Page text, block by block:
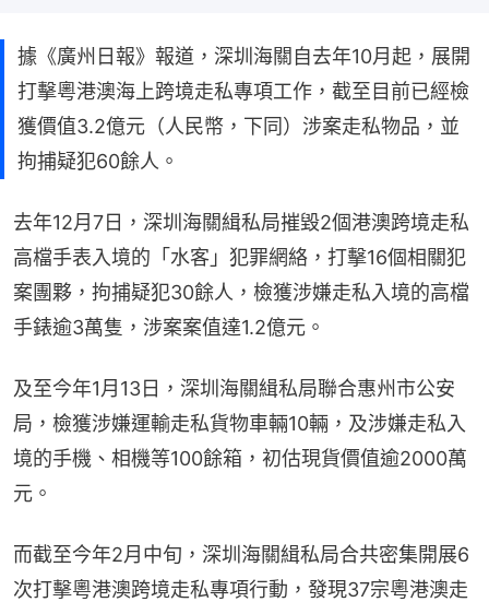
據《廣州日報》報道，深圳海關自去年10月起，展開
打擊粵港澳海上跨境走私專項工作，截至目前已經檢
獲價值3.2億元（人民幣，下同）涉案走私物品，並
拘捕疑犯60餘人。
去年12月7日，深圳海關緝私局摧毀2個港澳跨境走私
高檔手表入境的「水客」犯罪網絡，打擊16個相關犯
案團夥，拘捕疑犯30餘人，檢獲涉嫌走私入境的高檔
手錶逾3萬隻，涉案案值達1.2億元。
及至今年1月13日，深圳海關緝私局聯合惠州市公安
局，檢獲涉嫌運輸走私貨物車輛10輛，及涉嫌走私入
境的手機、相機等100餘箱，初估現貨價值逾2000萬
元。
而截至今年2月中旬，深圳海關緝私局合共密集開展6
次打擊粵港澳跨境走私專項行動，發現37宗粵港澳走